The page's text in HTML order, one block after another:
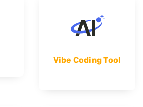
Vibe Coding Tool